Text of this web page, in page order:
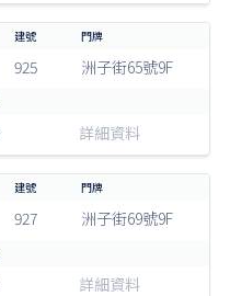
925 洲子街65號9F
詳細資料
927 洲子街69號9F
詳細資料